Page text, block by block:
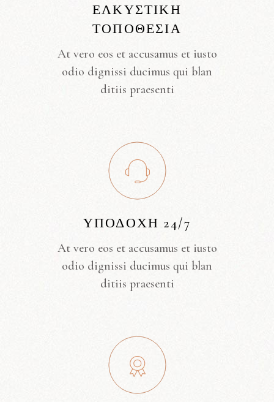
ΕΛΚΥΣΤΙΚΉ
ΤΟΠΟΘΕΣΊΑ
At vero eos et accusamus et iusto
odio dignissi ducimus qui blan
ditiis praesenti
ΥΠΟΔΟΧΉ 24/7
At vero eos et accusamus et iusto
odio dignissi ducimus qui blan
ditiis praesenti